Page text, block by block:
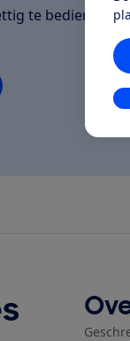
te bedienen.